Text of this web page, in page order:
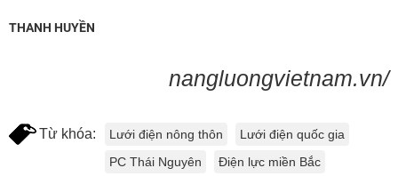
THANH HUYỀN
nangluongvietnam.vn/
Từ khóa: Lưới điện nông thôn
Lưới điện quốc gia
PC Thái Nguyên
Điện lực miền Bắc